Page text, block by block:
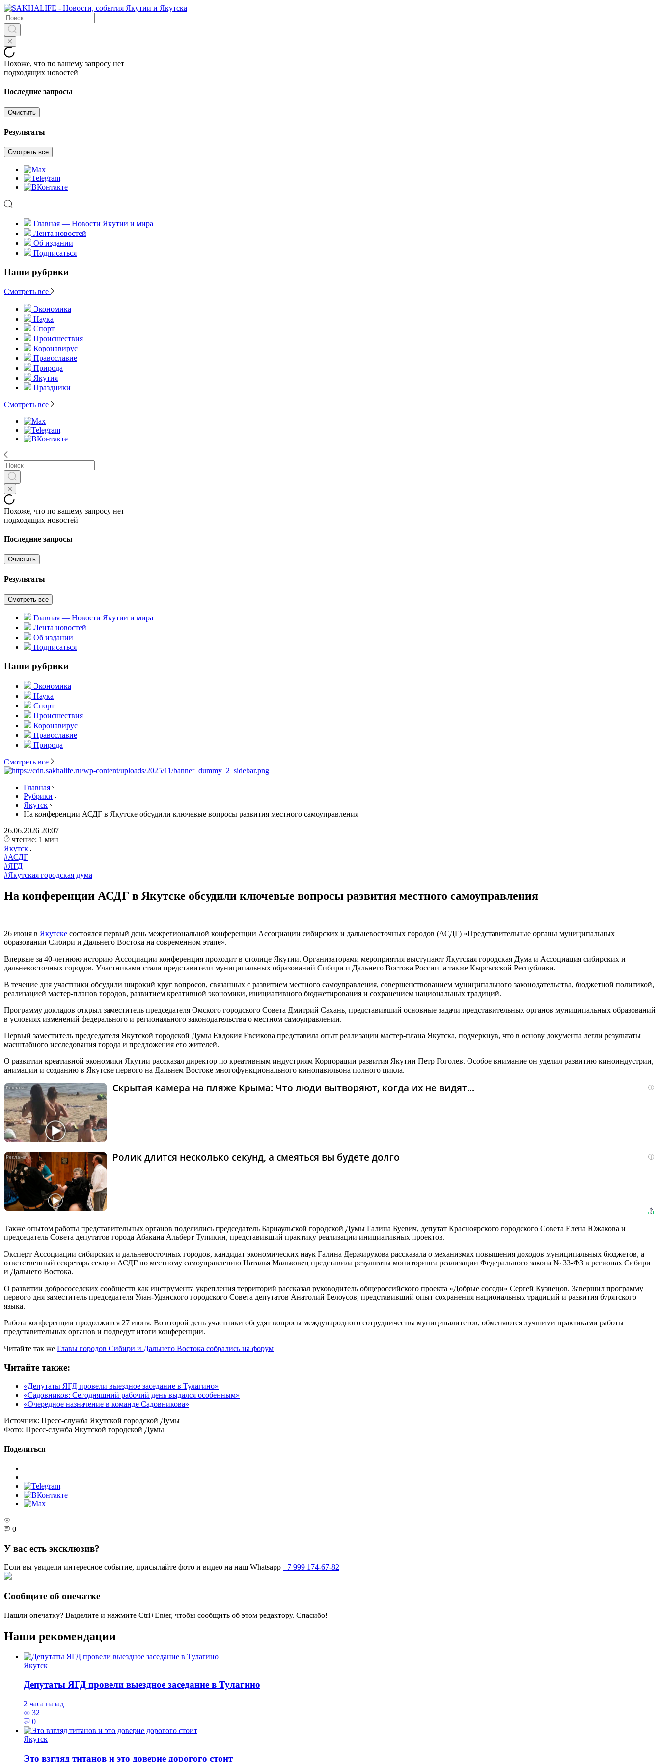
Похоже, что по вашему запросу нет
подходящих новостей
Последние запросы
Очистить
Результаты
Смотреть все
Главная — Новости Якутии и мира
Лента новостей
Об издании
Подписаться
Наши рубрики
Смотреть все
Экономика
Наука
Спорт
Происшествия
Коронавирус
Православие
Природа
Якутия
Праздники
Смотреть все
Похоже, что по вашему запросу нет
подходящих новостей
Последние запросы
Очистить
Результаты
Смотреть все
Главная — Новости Якутии и мира
Лента новостей
Об издании
Подписаться
Наши рубрики
Экономика
Наука
Спорт
Происшествия
Коронавирус
Православие
Природа
Смотреть все
Главная
Рубрики
Якутск
На конференции АСДГ в Якутске обсудили ключевые вопросы развития местного самоуправления
26.06.2026 20:07
чтение: 1 мин
Якутск
#АСДГ
#ЯГД
#Якутская городская дума
На конференции АСДГ в Якутске обсудили ключевые вопросы развития местного самоуправления
26 июня в Якутске состоялся первый день межрегиональной конференции Ассоциации сибирских и дальневосточных городов (АСДГ) «Представительные органы муниципальных
образований Сибири и Дальнего Востока на современном этапе».
Впервые за 40-летнюю историю Ассоциации конференция проходит в столице Якутии. Организаторами мероприятия выступают Якутская городская Дума и Ассоциация сибирских и
дальневосточных городов. Участниками стали представители муниципальных образований Сибири и Дальнего Востока России, а также Кыргызской Республики.
В течение дня участники обсудили широкий круг вопросов, связанных с развитием местного самоуправления, совершенствованием муниципального законодательства, бюджетной политикой,
реализацией мастер-планов городов, развитием креативной экономики, инициативного бюджетирования и сохранением национальных традиций.
Программу докладов открыл заместитель председателя Омского городского Совета Дмитрий Сахань, представивший основные задачи представительных органов муниципальных образований
в условиях изменений федерального и регионального законодательства о местном самоуправлении.
Первый заместитель председателя Якутской городской Думы Евдокия Евсикова представила опыт реализации мастер-плана Якутска, подчеркнув, что в основу документа легли результаты
масштабного исследования города и предложения его жителей.
О развитии креативной экономики Якутии рассказал директор по креативным индустриям Корпорации развития Якутии Петр Гоголев. Особое внимание он уделил развитию киноиндустрии,
анимации и созданию в Якутске первого на Дальнем Востоке многофункционального кинопавильона полного цикла.
i
Скрытая камера на пляже Крыма: Что люди вытворяют, когда их не видят...
i
Ролик длится несколько секунд, а смеяться вы будете долго
Также опытом работы представительных органов поделились председатель Барнаульской городской Думы Галина Буевич, депутат Красноярского городского Совета Елена Южакова и
председатель Совета депутатов города Абакана Альберт Тупикин, представивший практику реализации инициативных проектов.
Эксперт Ассоциации сибирских и дальневосточных городов, кандидат экономических наук Галина Держирукова рассказала о механизмах повышения доходов муниципальных бюджетов, а
ответственный секретарь секции АСДГ по местному самоуправлению Наталья Мальковец представила результаты мониторинга реализации Федерального закона № 33-ФЗ в регионах Сибири
и Дальнего Востока.
О развитии добрососедских сообществ как инструмента укрепления территорий рассказал руководитель общероссийского проекта «Добрые соседи» Сергей Кузнецов. Завершил программу
первого дня заместитель председателя Улан-Удэнского городского Совета депутатов Анатолий Белоусов, представивший опыт сохранения национальных традиций и развития бурятского
языка.
Работа конференции продолжится 27 июня. Во второй день участники обсудят вопросы международного сотрудничества муниципалитетов, обменяются лучшими практиками работы
представительных органов и подведут итоги конференции.
Читайте так же Главы городов Сибири и Дальнего Востока собрались на форум
Читайте также:
«Депутаты ЯГД провели выездное заседание в Тулагино»
«Садовников: Сегодняшний рабочий день выдался особенным»
«Очередное назначение в команде Садовникова»
Источник: Пресс-служба Якутской городской Думы
Фото: Пресс-служба Якутской городской Думы
Поделиться
0
У вас есть эксклюзив?
Если вы увидели интересное событие, присылайте фото и видео на наш Whatsapp +7 999 174-67-82
Сообщите об опечатке
Нашли опечатку? Выделите и нажмите Ctrl+Enter, чтобы сообщить об этом редактору. Спасибо!
Наши рекомендации
Якутск
Депутаты ЯГД провели выездное заседание в Тулагино
2 часа назад
32
0
Якутск
Это взгляд титанов и это доверие дорогого стоит